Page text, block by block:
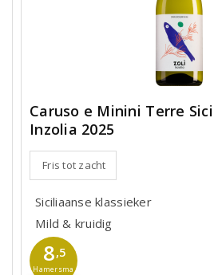
Caruso e Minini Terre
Inzolia 2025
Fris tot zacht
Siciliaanse klassieker
Mild & kruidig
8,5
Hamersma